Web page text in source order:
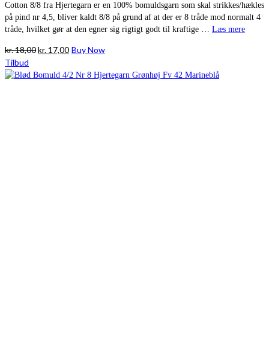
Cotton 8/8 fra Hjertegarn er en 100% bomuldsgarn som skal strikkes/hækles
på pind nr 4,5, bliver kaldt 8/8 på grund af at der er 8 tråde mod normalt 4
tråde, hvilket gør at den egner sig rigtigt godt til kraftige … Læs mere
kr.18,00Den
pris
kr. 17,00Den
pris
Buy Now
Tilbud